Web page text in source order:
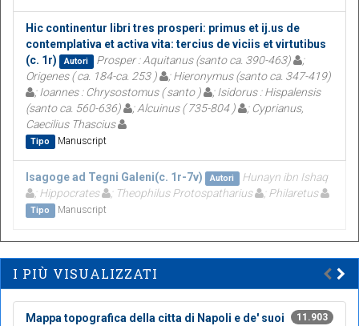
Hic continentur libri tres prosperi: primus et ij.us de
contemplativa et activa vita: tercius de viciis et virtutibus
(c. 1r)
Autori Prosper : Aquitanus (santo ca. 390-463)
;
Origenes ( ca. 184-ca. 253 )
; Hieronymus (santo ca. 347-419)
; Ioannes : Chrysostomus ( santo )
; Isidorus : Hispalensis
(santo ca. 560-636)
; Alcuinus ( 735-804 )
; Cyprianus,
Caecilius Thascius
Tipo Manuscript
Isagoge ad Tegni Galeni(c. 1r-7v) Autori
Hunayn ibn Ishaq
; Hippocrates
; Theophilus Protospatharius ; Philaretus
Tipo Manuscript
I PIÙ VISUALIZZATI
11.903
Mappa topografica della citta di Napoli e de' suoi